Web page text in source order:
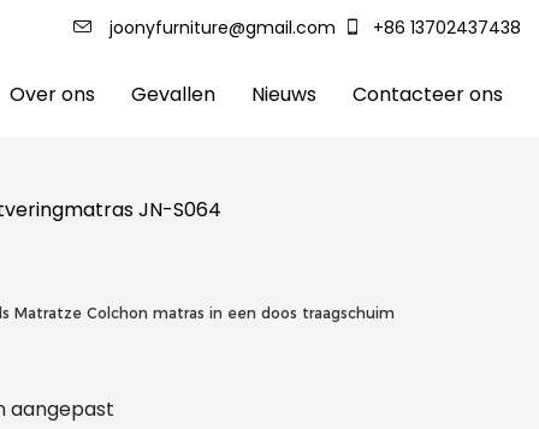
joonyfurniture@gmail.com +86 13702437438
Over ons Gevallen Nieuws Contacteer ons
JN-S064
Matratze Colchon matras in een doos traagschuim
aangepast